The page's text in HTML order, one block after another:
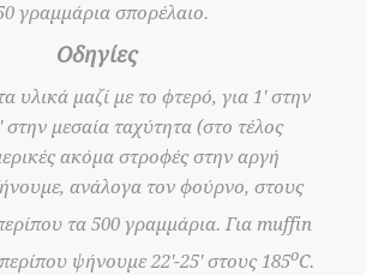
γραμμάρια σπορέλαιο.
Οδηγίες
υλικά μαζί με το φτερό, για 1' στην
στην μεσαία ταχύτητα (στο τέλος
ακόμα στροφές στην αργή
ανάλογα τον φούρνο, στους
τα 500 γραμμάρια. Για muffin
ψήνουμε 22'-25' στους 185oC.